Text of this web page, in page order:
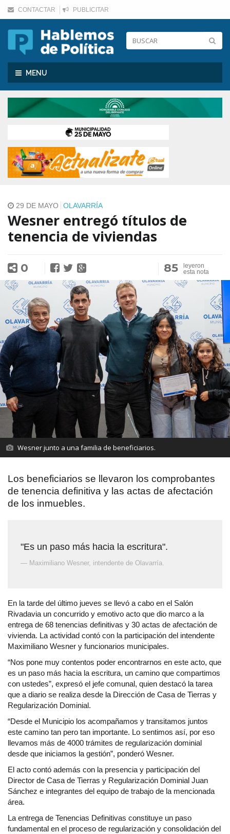
CONTACTAR PUBLICITAR
Toggle
navigation
MENU
29 DE MAYO OLAVARRÍA
Wesner entregó títulos de
tenencia de viviendas
0 85
leyeron
esta nota
Wesner junto a una familia de beneficiarios.
Los beneficiarios se llevaron los comprobantes
de tenencia definitiva y las actas de afectación
de los inmuebles.
"Es un paso más hacia la escritura".
— Maximiliano Wesner, intendente de Olavarría.
En la tarde del último jueves se llevó a cabo en el Salón
Rivadavia un concurrido y emotivo acto que dio marco a la
entrega de 68 tenencias definitivas y 30 actas de afectación de
vivienda. La actividad contó con la participación del intendente
Maximiliano Wesner y funcionarios municipales.
“Nos pone muy contentos poder encontrarnos en este acto, que
es un paso más hacia la escritura, un camino que compartimos
con ustedes”, expresó el jefe comunal, quien destacó la tarea
que a diario se realiza desde la Dirección de Casa de Tierras y
Regularización Dominial.
“Desde el Municipio los acompañamos y transitamos juntos
este camino tan pero tan importante. Lo sentimos así, por eso
llevamos más de 4000 trámites de regularización dominial
desde que iniciamos la gestión”, ponderó Wesner.
El acto contó además con la presencia y participación del
Director de Casa de Tierras y Regularización Dominial Juan
Sánchez e integrantes del equipo de trabajo de la mencionada
área.
La entrega de Tenencias Definitivas constituye un paso
fundamental en el proceso de regularización y consolidación del